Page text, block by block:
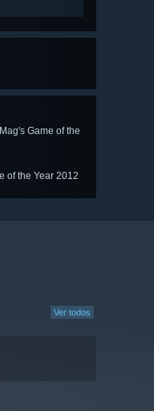
Game of the
of the Year 2012
Ver todos